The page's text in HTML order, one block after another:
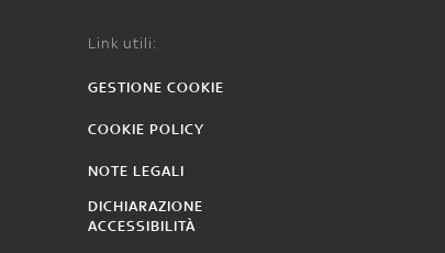
Link utili:
GESTIONE COOKIE
COOKIE POLICY
NOTE LEGALI
DICHIARAZIONE
ACCESSIBILITÀ